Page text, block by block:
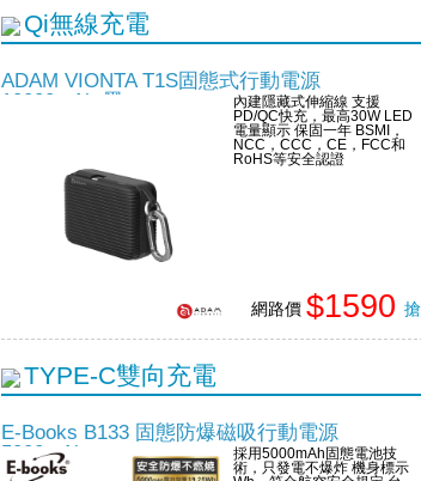
Qi無線充電
ADAM VIONTA T1S固態式行動電源
10000mAh-黑
內建隱藏式伸縮線 支援
PD/QC快充，最高30W LED
電量顯示 保固一年 BSMI，
NCC，CCC，CE，FCC和
RoHS等安全認證
網路價 $1590
TYPE-C雙向充電
E-Books B133 固態防爆磁吸行動電源
5000mAh
採用5000mAh固態電池技
術，只發電不爆炸 機身標示